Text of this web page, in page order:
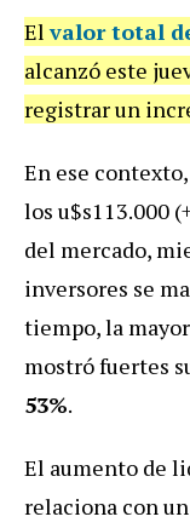
Elvalor total
alcanzó este
registrar un
En ese
los u$s113.000
del mercado,
inversores se
tiempo, la
mostró fuertes
53%.
El aumento de
relaciona con un